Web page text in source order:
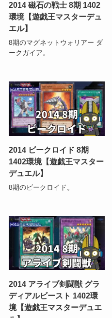
2014 磁石の戦士 8期 1402
環境【遊戯王マスターデュ
エル】
8期のマグネットウォリアー ダ
ークガイア。
2014 ビークロイド 8期
1402環境【遊戯王マスター
デュエル】
8期のビークロイド。
2014 アライブ剣闘獣 グラ
ディアルビースト 1402環
境【遊戯王マスターデュエ